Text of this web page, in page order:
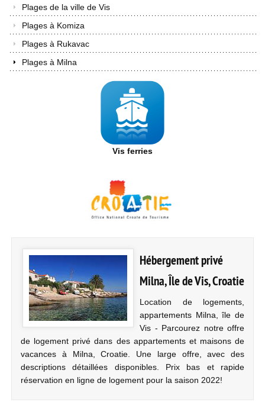
Plages de la ville de Vis
Plages à Komiza
Plages à Rukavac
Plages à Milna
Vis ferries
Hébergement privé
Milna, Île de Vis, Croatie
Location de logements,
appartements Milna, île de
Vis - Parcourez notre offre
de logement privé dans des appartements et maisons de
vacances à Milna, Croatie. Une large offre, avec des
descriptions détaillées disponibles. Prix bas et rapide
réservation en ligne de logement pour la saison 2022!